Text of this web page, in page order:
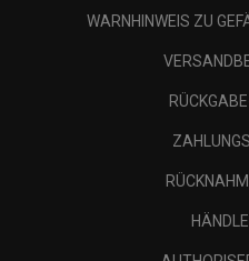
WARNHINWEIS ZU